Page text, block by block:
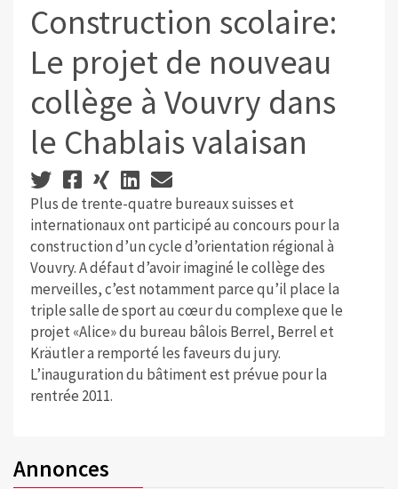
Construction scolaire:
Le projet de nouveau
collège à Vouvry dans
le Chablais valaisan
Plus de trente-quatre bureaux suisses et
internationaux ont participé au concours pour la
construction d’un cycle d’orientation régional à
Vouvry. A défaut d’avoir imaginé le collège des
merveilles, c’est notamment parce qu’il place la
triple salle de sport au cœur du complexe que le
projet «Alice» du bureau bâlois Berrel, Berrel et
Kräutler a remporté les faveurs du jury.
L’inauguration du bâtiment est prévue pour la
rentrée 2011.
Annonces